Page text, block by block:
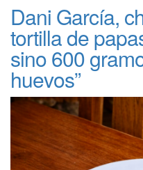
Dani García,
tortilla de
sino 600
huevos”